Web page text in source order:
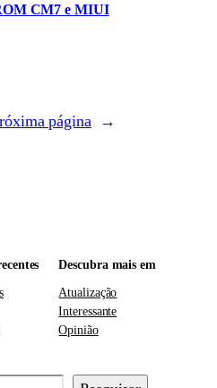
CM7 e MIUI
página →
Descubra mais em
Atualização
Interessante
Opinião